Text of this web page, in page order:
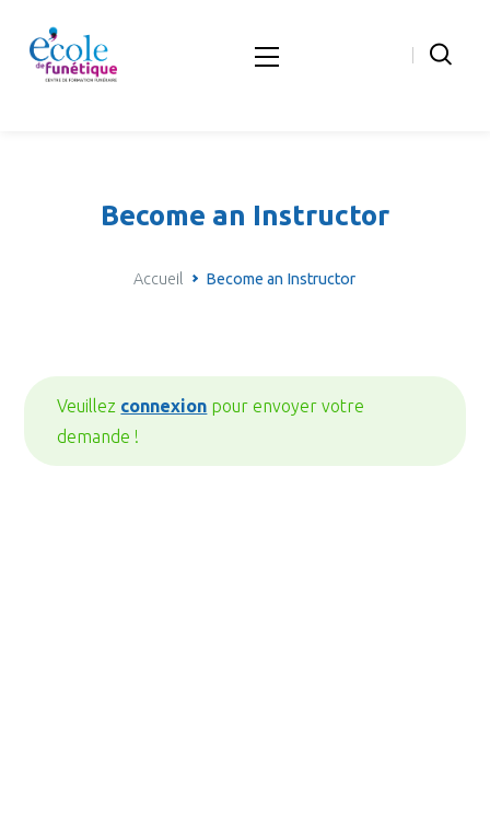
Become an Instructor
Accueil Become an Instructor
Veuillez connexion pour envoyer votre
demande !